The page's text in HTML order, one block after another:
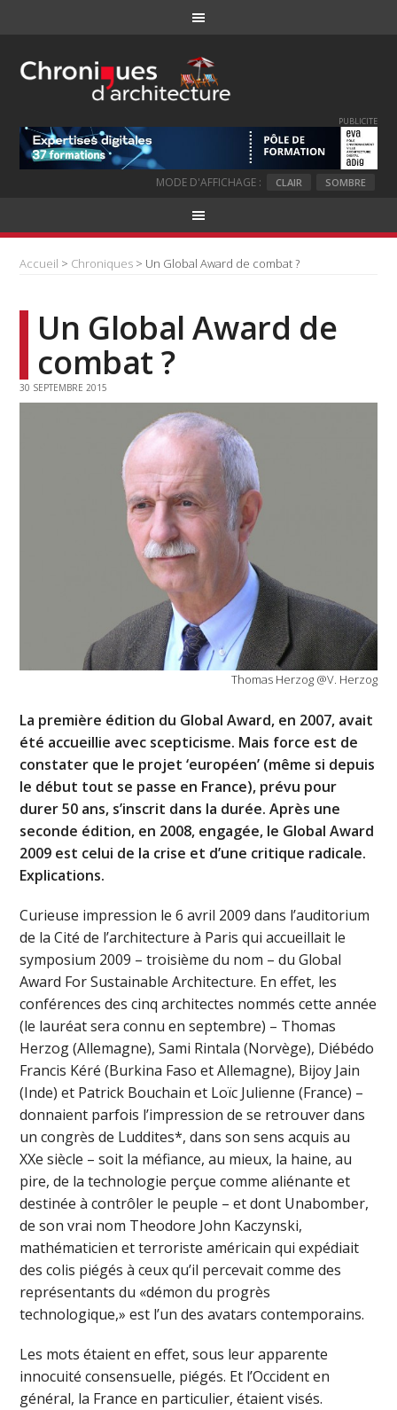
PUBLICITE
MODE D'AFFICHAGE : CLAIR SOMBRE
Accueil > Chroniques > Un Global Award de combat ?
Un Global Award de
combat ?
30 SEPTEMBRE 2015
Thomas Herzog @V. Herzog
La première édition du Global Award, en 2007, avait
été accueillie avec scepticisme. Mais force est de
constater que le projet ‘européen’ (même si depuis
le début tout se passe en France), prévu pour
durer 50 ans, s’inscrit dans la durée. Après une
seconde édition, en 2008, engagée, le Global Award
2009 est celui de la crise et d’une critique radicale.
Explications.
Curieuse impression le 6 avril 2009 dans l’auditorium
de la Cité de l’architecture à Paris qui accueillait le
symposium 2009 – troisième du nom – du Global
Award For Sustainable Architecture. En effet, les
conférences des cinq architectes nommés cette année
(le lauréat sera connu en septembre) – Thomas
Herzog (Allemagne), Sami Rintala (Norvège), Diébédo
Francis Kéré (Burkina Faso et Allemagne), Bijoy Jain
(Inde) et Patrick Bouchain et Loïc Julienne (France) –
donnaient parfois l’impression de se retrouver dans
un congrès de Luddites*, dans son sens acquis au
XXe siècle – soit la méfiance, au mieux, la haine, au
pire, de la technologie perçue comme aliénante et
destinée à contrôler le peuple – et dont Unabomber,
de son vrai nom Theodore John Kaczynski,
mathématicien et terroriste américain qui expédiait
des colis piégés à ceux qu’il percevait comme des
représentants du «démon du progrès
technologique,» est l’un des avatars contemporains.
Les mots étaient en effet, sous leur apparente
innocuité consensuelle, piégés. Et l’Occident en
général, la France en particulier, étaient visés.